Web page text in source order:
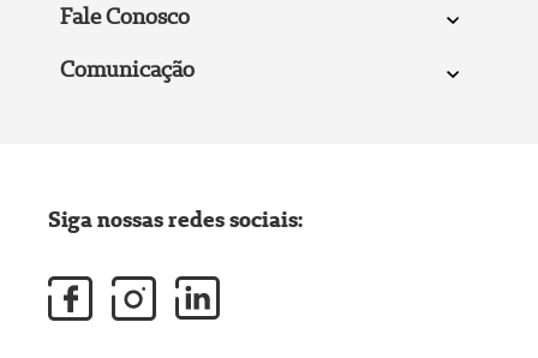
Fale Conosco
Comunicação
Siga nossas redes sociais: